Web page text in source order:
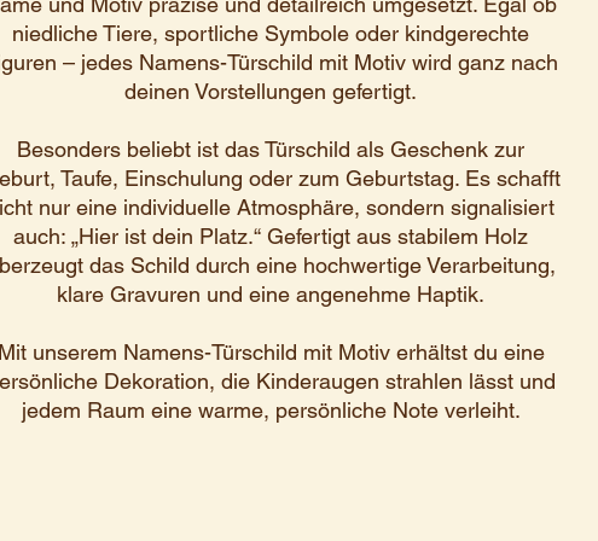
niedliche Tiere, sportliche Symbole oder kindgerechte
– jedes Namens-Türschild mit Motiv wird ganz nach
deinen Vorstellungen gefertigt.
Besonders beliebt ist das Türschild als Geschenk zur
Taufe, Einschulung oder zum Geburtstag. Es schafft
nur eine individuelle Atmosphäre, sondern signalisiert
auch: „Hier ist dein Platz.“ Gefertigt aus stabilem Holz
das Schild durch eine hochwertige Verarbeitung,
klare Gravuren und eine angenehme Haptik.
Mit unserem Namens-Türschild mit Motiv erhältst du eine
Dekoration, die Kinderaugen strahlen lässt und
jedem Raum eine warme, persönliche Note verleiht.